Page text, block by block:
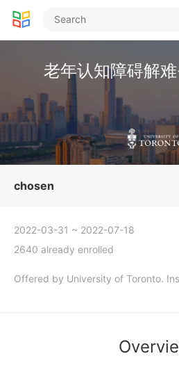
老年认知障碍解
chosen
2022-03-31 ~ 2022-07-18
2640 already enrolled
Offered by University of Toronto.